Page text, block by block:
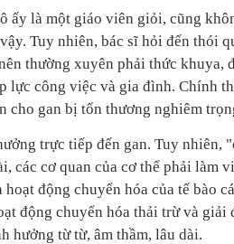
ấy là một giáo viên giỏi, cũng
Tuy nhiên, bác sĩ hỏi đến thói
thường xuyên phải thức khuya,
lực công việc và gia đình. Chính
cho gan bị tổn thương nghiêm
trực tiếp đến gan. Tuy nhiên,
các cơ quan của cơ thể phải làm
động chuyển hóa của tế bào
động chuyển hóa thải trừ và giải
hưởng từ từ, âm thầm, lâu dài.